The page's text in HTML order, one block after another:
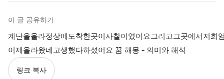
이 글 공유하기
계단을올라정상에도착한곳이사찰이였어요그리고그곳에서저희
이제올라왔네고생했다하셨어요 꿈 해몽 - 의미와 해석
링크 복사